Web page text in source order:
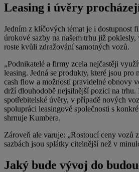
Leasing i úvěry
Jedním z klíčových témat je i dostupnost
úrokové sazby na našem trhu již poklesly,
roste kvůli zdražování samotných vozů.
„Podnikatelé a firmy zcela nejčastěji
leasing. Jedná se produkty, které jsou
cash flow a možnosti pravidelné obnovy
drží dlouhodobě nejsilnější pozici na trhu.
spotřebitelské úvěry, v případě nových
spolupráci leasingové společnosti s
shrnuje Kumbera.
Zároveň ale varuje: „Rostoucí ceny vozů
sazbách jsou splátky citelnější než v
Jaký bude vývoj do